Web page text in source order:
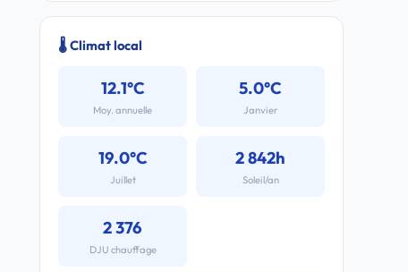
🌡️ Climat local
12.1°C
Moy. annuelle
5.0°C
Janvier
19.0°C
Juillet
2 842h
Soleil/an
2 376
DJU chauffage